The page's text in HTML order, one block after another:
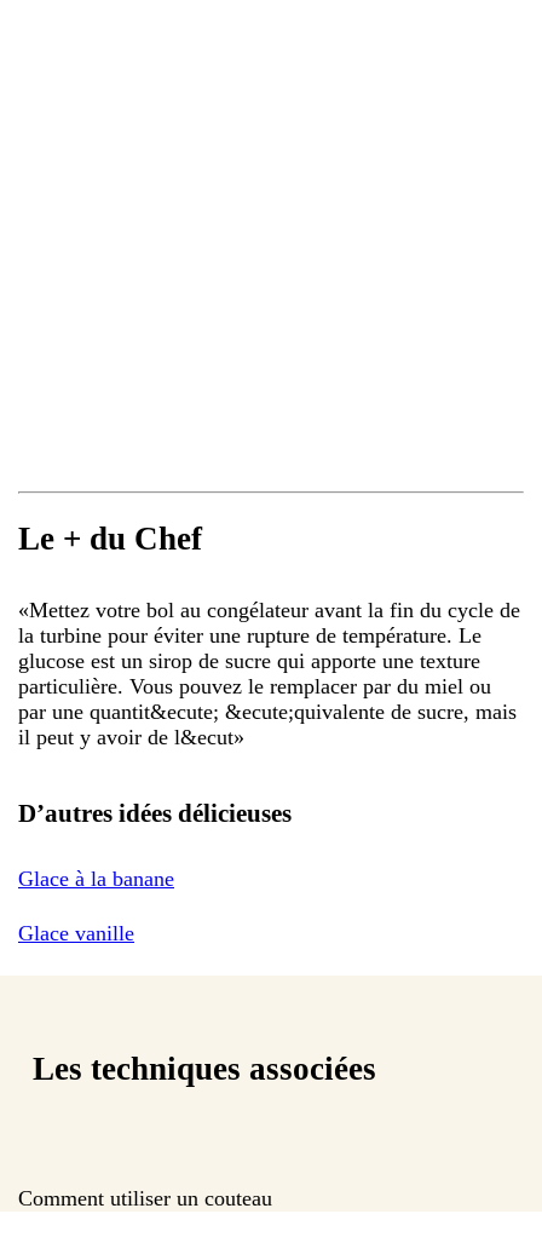
Le + du Chef
«Mettez votre bol au congélateur avant la fin du cycle de
la turbine pour éviter une rupture de température. Le
glucose est un sirop de sucre qui apporte une texture
particulière. Vous pouvez le remplacer par du miel ou
par une quantit&ecute; &ecute;quivalente de sucre, mais
il peut y avoir de l&ecut»
D’autres idées délicieuses
Glace à la banane
Glace vanille
Les techniques associées
Comment utiliser un couteau